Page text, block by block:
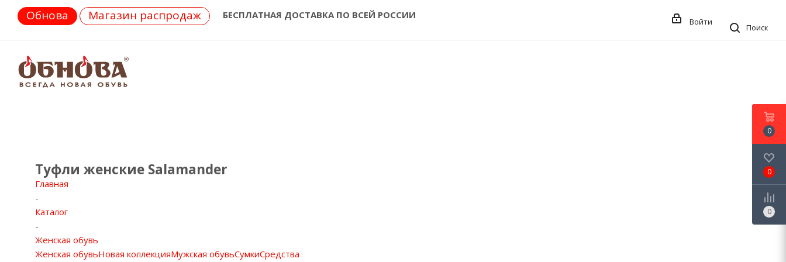
Обнова Магазин распродаж БЕСПЛАТНАЯ ДОСТАВКА ПО ВСЕЙ РОССИИ
Поиск
Войти
Туфли женские Salamander
Главная
-
Каталог
-
Женская обувь
Женская обувьНовая коллекцияМужская обувьСумкиСредства
0
0
0